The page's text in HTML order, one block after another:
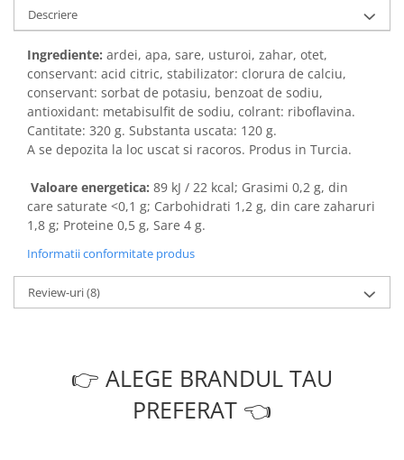
Descriere
Ingrediente: ardei, apa, sare, usturoi, zahar, otet,
conservant: acid citric, stabilizator: clorura de calciu,
conservant: sorbat de potasiu, benzoat de sodiu,
antioxidant: metabisulfit de sodiu, colrant: riboflavina.
Cantitate: 320 g. Substanta uscata: 120 g.
A se depozita la loc uscat si racoros. Produs in Turcia.
Valoare energetica: 89 kJ / 22 kcal; Grasimi 0,2 g, din
care saturate <0,1 g; Carbohidrati 1,2 g, din care zaharuri
1,8 g; Proteine 0,5 g, Sare 4 g.
Informatii conformitate produs
Review-uri(8)
👉 ALEGE BRANDUL TAU
PREFERAT 👈